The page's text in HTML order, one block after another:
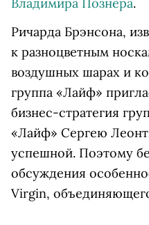
Ричарда Брэнсона,
к разноцветным
воздушных шарах и
группа «Лайф»
бизнес-стратегия
«Лайф» Сергею
успешной. Поэтому
обсуждения
Virgin,